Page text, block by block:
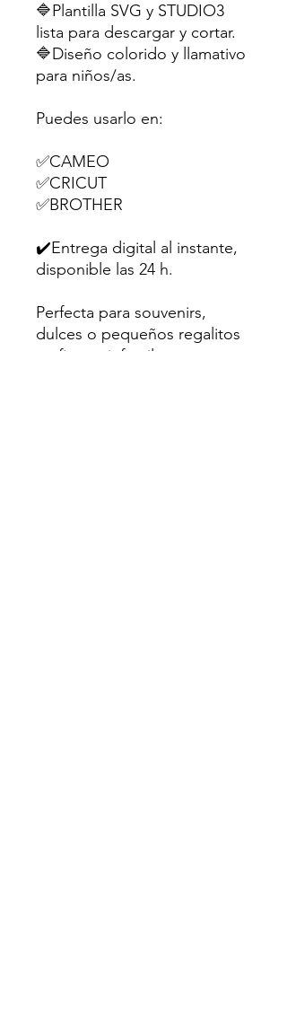
🔷Plantilla SVG y STUDIO3
lista para descargar y cortar.
🔷Diseño colorido y llamativo
para niños/as.
Puedes usarlo en:
✅CAMEO
✅CRICUT
✅BROTHER
✔️Entrega digital al instante,
disponible las 24 h.
Perfecta para souvenirs,
dulces o pequeños regalitos
en fiestas infantiles.